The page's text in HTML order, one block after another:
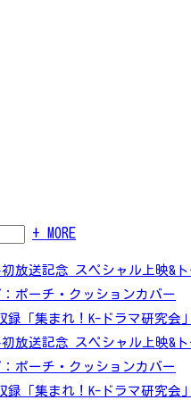
+ MORE
放送記念 スペシャル上映&
ポーチ・クッションカバー
録「集まれ！K-ドラマ研究会」
放送記念 スペシャル上映&
ポーチ・クッションカバー
録「集まれ！K-ドラマ研究会」